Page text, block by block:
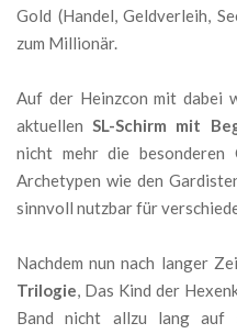
Gold (Handel, Geldverleih,
zum Millionär.
Auf der Heinzcon mit dabei
aktuellenSL-Schirm mit
nicht mehr die besonderen
Archetypen wie den
sinnvoll nutzbar für
Nachdem nun nach langer
Trilogie, Das Kind der
Band nicht allzu lang auf